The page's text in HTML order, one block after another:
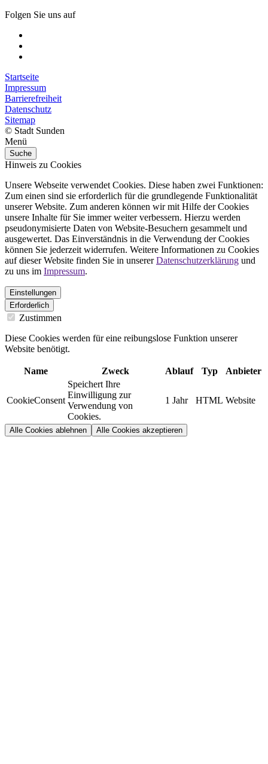
Folgen Sie uns auf
Startseite
Impressum
Barrierefreiheit
Datenschutz
Sitemap
© Stadt Sunden
Menü
Suche
Hinweis zu Cookies
Unsere Webseite verwendet Cookies. Diese haben zwei Funktionen:
Zum einen sind sie erforderlich für die grundlegende Funktionalität
unserer Website. Zum anderen können wir mit Hilfe der Cookies
unsere Inhalte für Sie immer weiter verbessern. Hierzu werden
pseudonymisierte Daten von Website-Besuchern gesammelt und
ausgewertet. Das Einverständnis in die Verwendung der Cookies
können Sie jederzeit widerrufen. Weitere Informationen zu Cookies
auf dieser Website finden Sie in unsererDatenschutzerklärung und
zu uns im Impressum.
Einstellungen
Erforderlich
Zustimmen
Diese Cookies werden für eine reibungslose Funktion unserer
Website benötigt.
Name Zweck Ablauf Typ Anbieter
CookieConsent
Speichert Ihre
Einwilligung zur
Verwendung von
Cookies.
1 Jahr HTML Website
Alle Cookies ablehnen Alle Cookies akzeptieren